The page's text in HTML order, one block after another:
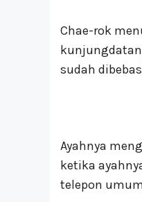
Chae-rok
sudah
Ayahnya
ketika
telepon